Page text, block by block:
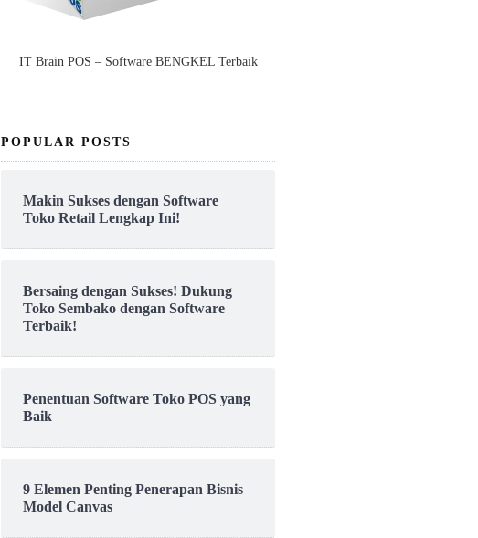
IT Brain POS – Software BENGKEL Terbaik
POPULAR POSTS
Makin Sukses dengan Software
Toko Retail Lengkap Ini!
Bersaing dengan Sukses! Dukung
Toko Sembako dengan Software
Terbaik!
Penentuan Software Toko POS yang
Baik
9 Elemen Penting Penerapan Bisnis
Model Canvas